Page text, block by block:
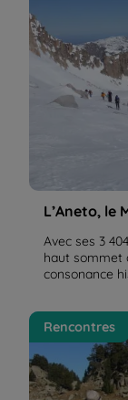
L’Aneto, le
Avec ses 3
haut sommet
consonance
Le Val D'Aran
Balaguère
Rencontres